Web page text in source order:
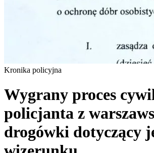
Kronika policyjna
Wygrany proces
policjanta z
drogówki dotyczący